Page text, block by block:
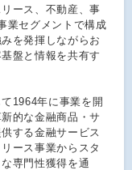
ース、不動産、事
業セグメントで構成
を発揮しながらお
盤と情報を共有す
1964年に事業を開
的な金融商品・サ
する金融サービス
ース事業からスタ
専門性獲得を通